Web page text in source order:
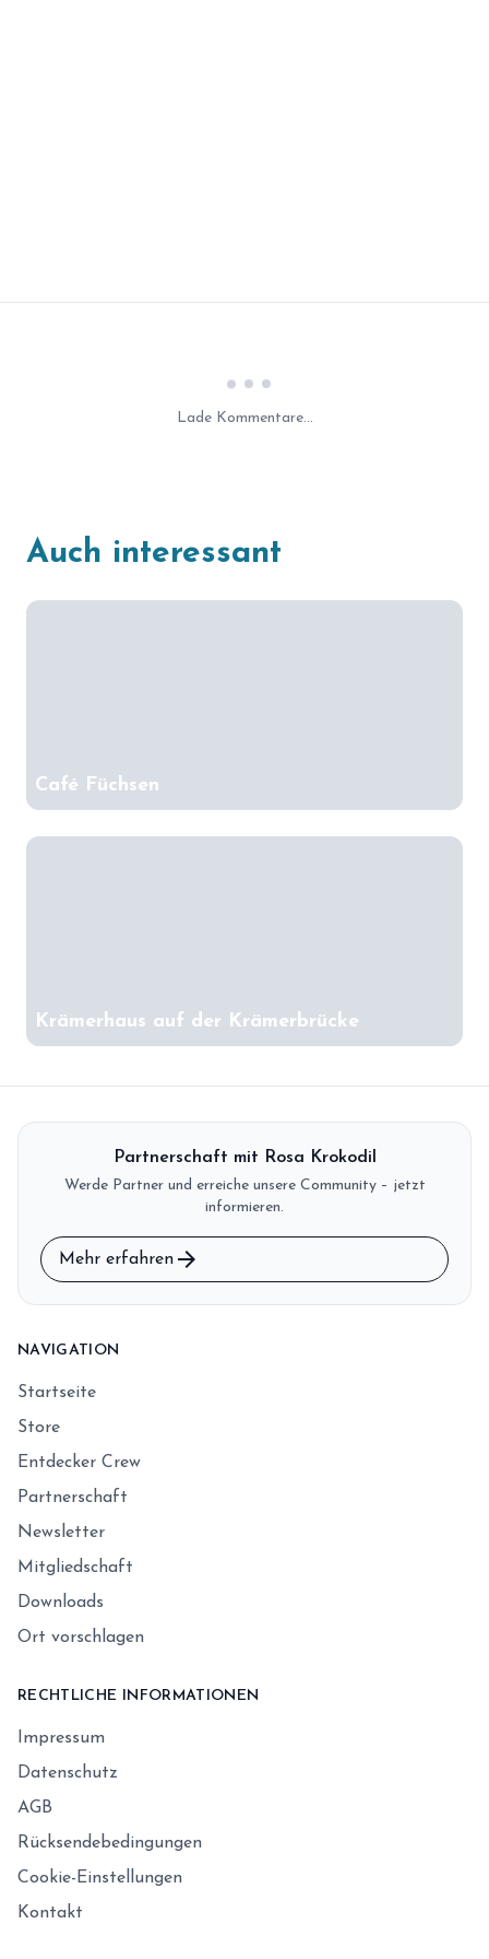
Lade Kommentare...
Auch interessant
Café Füchsen
Krämerhaus auf der Krämerbrücke
Partnerschaft mit Rosa Krokodil
Werde Partner und erreiche unsere Community – jetzt
informieren.
Mehr erfahren arrow_forward
NAVIGATION
Startseite
Store
Entdecker Crew
Partnerschaft
Newsletter
Mitgliedschaft
Downloads
Ort vorschlagen
RECHTLICHE INFORMATIONEN
Impressum
Datenschutz
AGB
Rücksendebedingungen
Cookie-Einstellungen
Kontakt